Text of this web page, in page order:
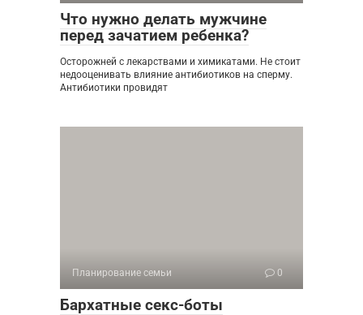
Что нужно делать мужчине
перед зачатием ребенка?
Осторожней с лекарствами и химикатами. Не стоит
недооценивать влияние антибиотиков на сперму.
Антибиотики провидят
Планирование семьи 0
Бархатные секс-боты